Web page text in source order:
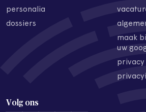
personalia
dossiers
maak
uw
Volg ons